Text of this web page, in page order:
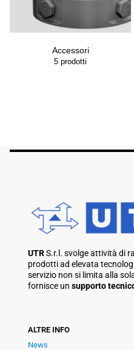
Accessori
5 prodotti
UTRS.r.l. svolge attività di
prodotti ad elevata
servizio non si limita alla
fornisce un supporto
ALTRE INFO
News